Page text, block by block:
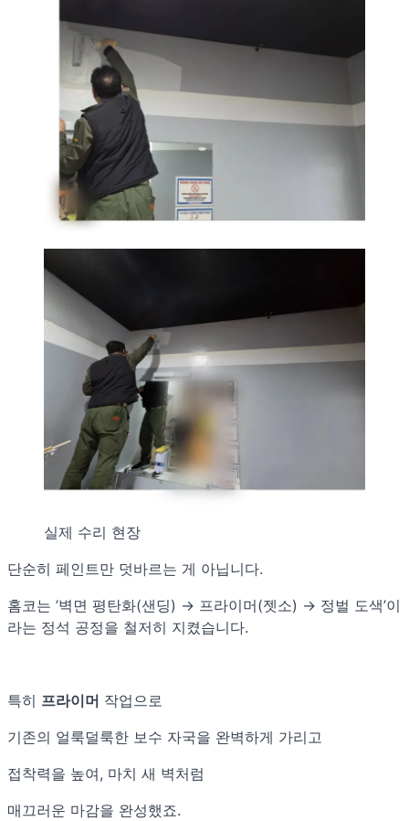
실제 수리 현장
단순히 페인트만 덧바르는 게 아닙니다.
홈코는 ’벽면 평탄화(샌딩) → 프라이머(젯소) → 정벌 도색’이
라는 정석 공정을 철저히 지켰습니다.
특히 프라이머 작업으로
기존의 얼룩덜룩한 보수 자국을 완벽하게 가리고
접착력을 높여, 마치 새 벽처럼
매끄러운 마감을 완성했죠.